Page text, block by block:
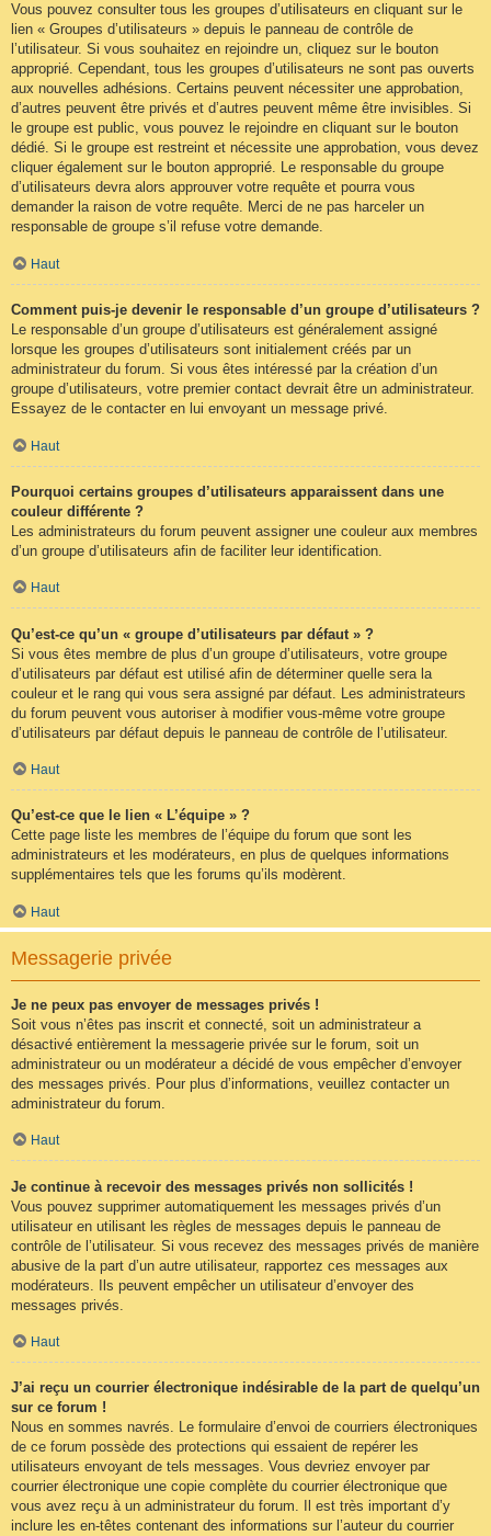
Vous pouvez consulter tous les groupes d’utilisateurs en cliquant sur le
lien « Groupes d’utilisateurs » depuis le panneau de contrôle de
l’utilisateur. Si vous souhaitez en rejoindre un, cliquez sur le bouton
approprié. Cependant, tous les groupes d’utilisateurs ne sont pas ouverts
aux nouvelles adhésions. Certains peuvent nécessiter une approbation,
d’autres peuvent être privés et d’autres peuvent même être invisibles. Si
le groupe est public, vous pouvez le rejoindre en cliquant sur le bouton
dédié. Si le groupe est restreint et nécessite une approbation, vous devez
cliquer également sur le bouton approprié. Le responsable du groupe
d’utilisateurs devra alors approuver votre requête et pourra vous
demander la raison de votre requête. Merci de ne pas harceler un
responsable de groupe s’il refuse votre demande.
Haut
Comment puis-je devenir le responsable d’un groupe d’utilisateurs ?
Le responsable d’un groupe d’utilisateurs est généralement assigné
lorsque les groupes d’utilisateurs sont initialement créés par un
administrateur du forum. Si vous êtes intéressé par la création d’un
groupe d’utilisateurs, votre premier contact devrait être un administrateur.
Essayez de le contacter en lui envoyant un message privé.
Haut
Pourquoi certains groupes d’utilisateurs apparaissent dans une
couleur différente ?
Les administrateurs du forum peuvent assigner une couleur aux membres
d’un groupe d’utilisateurs afin de faciliter leur identification.
Haut
Qu’est-ce qu’un « groupe d’utilisateurs par défaut » ?
Si vous êtes membre de plus d’un groupe d’utilisateurs, votre groupe
d’utilisateurs par défaut est utilisé afin de déterminer quelle sera la
couleur et le rang qui vous sera assigné par défaut. Les administrateurs
du forum peuvent vous autoriser à modifier vous-même votre groupe
d’utilisateurs par défaut depuis le panneau de contrôle de l’utilisateur.
Haut
Qu’est-ce que le lien « L’équipe » ?
Cette page liste les membres de l’équipe du forum que sont les
administrateurs et les modérateurs, en plus de quelques informations
supplémentaires tels que les forums qu’ils modèrent.
Haut
Messagerie privée
Je ne peux pas envoyer de messages privés !
Soit vous n’êtes pas inscrit et connecté, soit un administrateur a
désactivé entièrement la messagerie privée sur le forum, soit un
administrateur ou un modérateur a décidé de vous empêcher d’envoyer
des messages privés. Pour plus d’informations, veuillez contacter un
administrateur du forum.
Haut
Je continue à recevoir des messages privés non sollicités !
Vous pouvez supprimer automatiquement les messages privés d’un
utilisateur en utilisant les règles de messages depuis le panneau de
contrôle de l’utilisateur. Si vous recevez des messages privés de manière
abusive de la part d’un autre utilisateur, rapportez ces messages aux
modérateurs. Ils peuvent empêcher un utilisateur d’envoyer des
messages privés.
Haut
J’ai reçu un courrier électronique indésirable de la part de quelqu’un
sur ce forum !
Nous en sommes navrés. Le formulaire d’envoi de courriers électroniques
de ce forum possède des protections qui essaient de repérer les
utilisateurs envoyant de tels messages. Vous devriez envoyer par
courrier électronique une copie complète du courrier électronique que
vous avez reçu à un administrateur du forum. Il est très important d’y
inclure les en-têtes contenant des informations sur l’auteur du courrier